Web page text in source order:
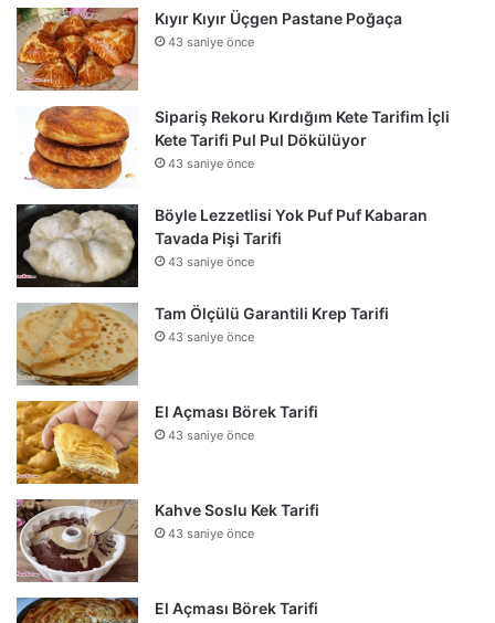
Kıyır Kıyır Üçgen Pastane Poğaça
43 saniye önce
Sipariş Rekoru Kırdığım Kete Tarifim İçli
Kete Tarifi Pul Pul Dökülüyor
43 saniye önce
Böyle Lezzetlisi Yok Puf Puf Kabaran
Tavada Pişi Tarifi
43 saniye önce
Tam Ölçülü Garantili Krep Tarifi
43 saniye önce
El Açması Börek Tarifi
43 saniye önce
Kahve Soslu Kek Tarifi
43 saniye önce
El Açması Börek Tarifi